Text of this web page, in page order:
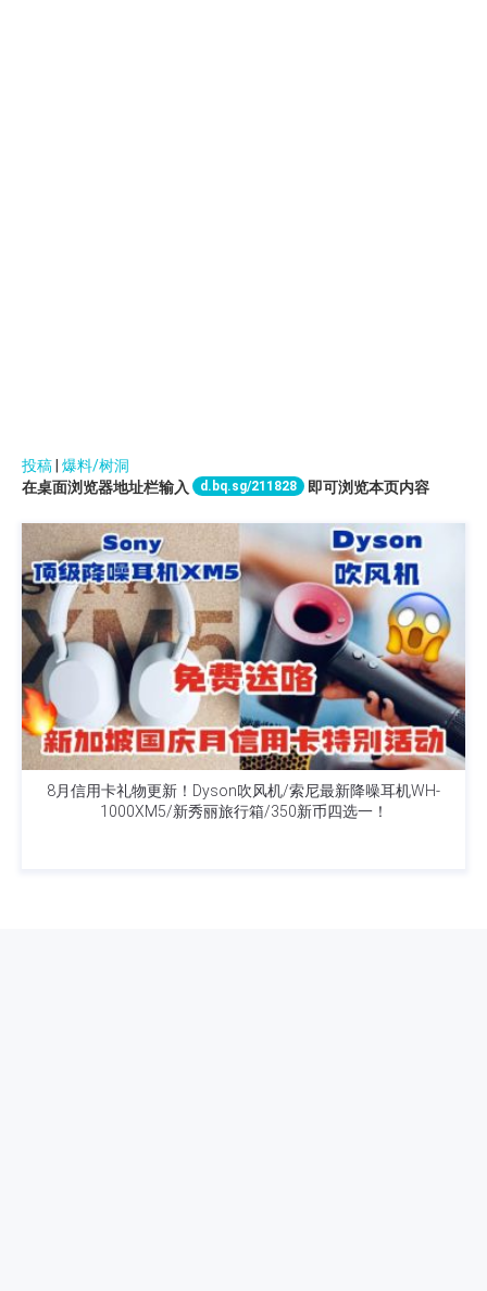
投稿 爆料/树洞
在桌面浏览器地址栏输入
d.bq.sg/211828 即可浏览本页内容
8月信用卡礼物更新！Dyson吹风机/索尼最新降噪耳机WH-
1000XM5/新秀丽旅行箱/350新币四选一！